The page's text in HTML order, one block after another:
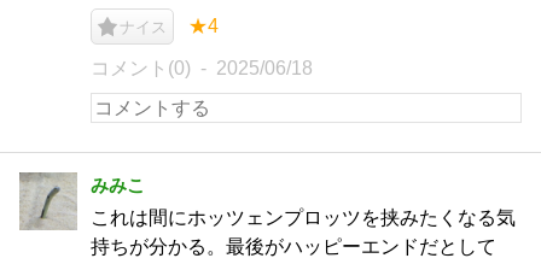
ナイス ★4
コメント(0) 2025/06/18
みみこ
これは間にホッツェンプロッツを挟みたくなる気
持ちが分かる。最後がハッピーエンドだとして